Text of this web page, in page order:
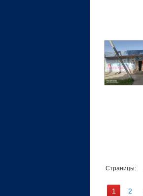
Страницы:
1 2